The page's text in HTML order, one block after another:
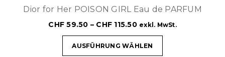
Dior for Her POISON GIRL Eau de PARFUM
CHF 59.50 – CHF 115.50 exkl. MwSt.
AUSFÜHRUNG WÄHLEN